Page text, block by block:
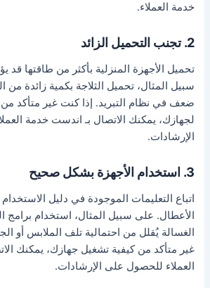
خدمة العملاء.
2. تجنب التحميل الزائد
تحميل الأجهزة المنزلية بأكثر من طاقتها قد
سبيل المثال، تحميل الثلاجة بكمية زائدة
ضعف في نظام التبريد. إذا كنت غير متأكد من
لجهازك، يمكنك الاتصال بـ اندست خدمة
الإرشادات.
3. استخدام الأجهزة بشكل صحيح
اتباع التعليمات الموجودة في دليل
الأعطال. على سبيل المثال، استخدام برامج
الغسالة يُقلل من احتمالية تلف الملابس أو
غير متأكد من كيفية تشغيل جهازك، يمكنك
العملاء للحصول على الإرشادات.